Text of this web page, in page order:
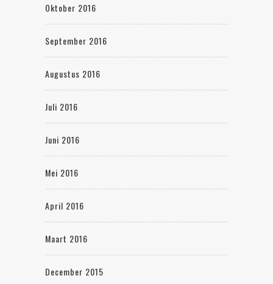
Oktober 2016
September 2016
Augustus 2016
Juli 2016
Juni 2016
Mei 2016
April 2016
Maart 2016
December 2015